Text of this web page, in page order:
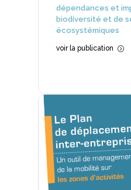
dépendances et
biodiversité et de
écosystémiques
voir la publication =